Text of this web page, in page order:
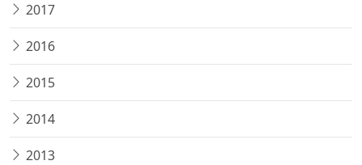
2017
2016
2015
2014
2013